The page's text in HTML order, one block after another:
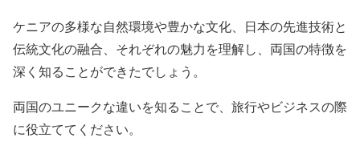
ケニアの多様な自然環境や豊かな文化、日本の先進技術と
伝統文化の融合、それぞれの魅力を理解し、両国の特徴を
深く知ることができたでしょう。
両国のユニークな違いを知ることで、旅行やビジネスの際
に役立ててください。